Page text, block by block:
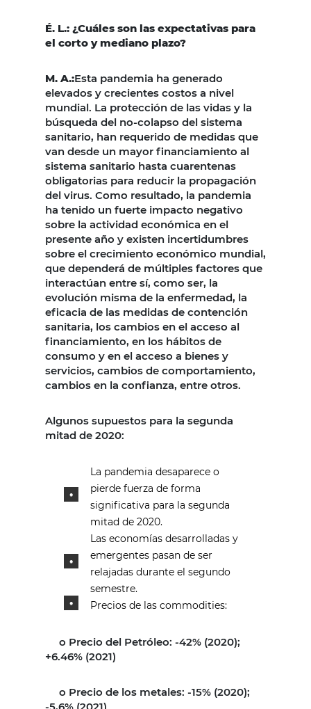
É. L.: ¿Cuáles son las expectativas para
el corto y mediano plazo?
M. A.:Esta pandemia ha generado
elevados y crecientes costos a nivel
mundial. La protección de las vidas y la
búsqueda del no-colapso del sistema
sanitario, han requerido de medidas que
van desde un mayor financiamiento al
sistema sanitario hasta cuarentenas
obligatorias para reducir la propagación
del virus. Como resultado, la pandemia
ha tenido un fuerte impacto negativo
sobre la actividad económica en el
presente año y existen incertidumbres
sobre el crecimiento económico mundial,
que dependerá de múltiples factores que
interactúan entre sí, como ser, la
evolución misma de la enfermedad, la
eficacia de las medidas de contención
sanitaria, los cambios en el acceso al
financiamiento, en los hábitos de
consumo y en el acceso a bienes y
servicios, cambios de comportamiento,
cambios en la confianza, entre otros.
Algunos supuestos para la segunda
mitad de 2020:
La pandemia desaparece o
pierde fuerza de forma
significativa para la segunda
mitad de 2020.
Las economías desarrolladas y
emergentes pasan de ser
relajadas durante el segundo
semestre.
Precios de las commodities:
o Precio del Petróleo: -42% (2020);
+6.46% (2021)
o Precio de los metales: -15% (2020);
-5,6% (2021)